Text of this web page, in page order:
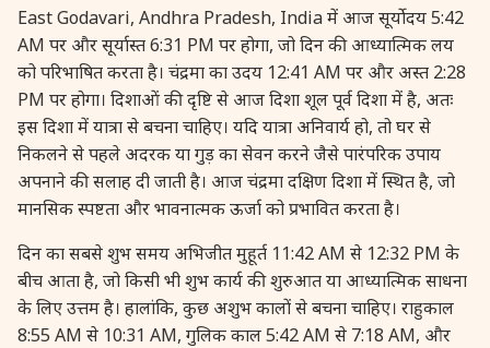
28 August, 2026 Rakhi
28 August, 2026 Raksha Bandhan
28 August, 2026 Sanskrit Diwas
28 August, 2026 Shravana Purnima
28 August, 2026 Varalakshmi Vrat
East Godavari, Andhra Pradesh, India में आज सूर्योदय 5:42
AM पर और सूर्यास्त 6:31 PM पर होगा, जो दिन की आध्यात्मिक लय
को परिभाषित करता है। चंद्रमा का उदय 12:41 AM पर और अस्त 2:28
PM पर होगा। दिशाओं की दृष्टि से आज दिशा शूल पूर्व दिशा में है, अतः
इस दिशा में यात्रा से बचना चाहिए। यदि यात्रा अनिवार्य हो, तो घर से
निकलने से पहले अदरक या गुड़ का सेवन करने जैसे पारंपरिक उपाय
अपनाने की सलाह दी जाती है। आज चंद्रमा दक्षिण दिशा में स्थित है, जो
मानसिक स्पष्टता और भावनात्मक ऊर्जा को प्रभावित करता है।
दिन का सबसे शुभ समय अभिजीत मुहूर्त 11:42 AM से 12:32 PM के
बीच आता है, जो किसी भी शुभ कार्य की शुरुआत या आध्यात्मिक साधना
के लिए उत्तम है। हालांकि, कुछ अशुभ कालों से बचना चाहिए। राहुकाल
8:55 AM से 10:31 AM, गुलिक काल 5:42 AM से 7:18 AM, और